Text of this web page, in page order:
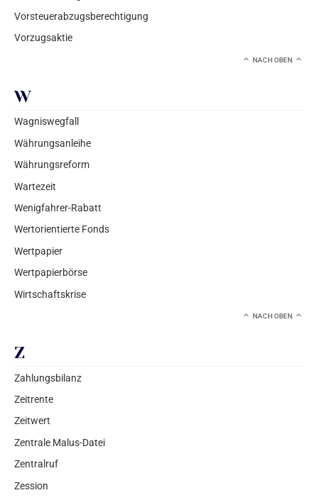
Vorsteuerabzugsberechtigung
Vorzugsaktie
NACH OBEN
W
Wagniswegfall
Währungsanleihe
Währungsreform
Wartezeit
Wenigfahrer-Rabatt
Wertorientierte Fonds
Wertpapier
Wertpapierbörse
Wirtschaftskrise
NACH OBEN
Z
Zahlungsbilanz
Zeitrente
Zeitwert
Zentrale Malus-Datei
Zentralruf
Zession